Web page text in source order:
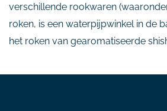
verschillende rookwaren
roken, is een waterpijpwinkel in de
het roken van gearomatiseerde